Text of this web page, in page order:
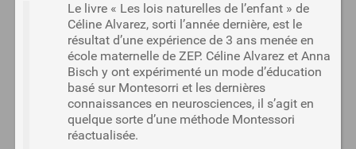
Le livre « Les lois naturelles de l’enfant » de
Céline Alvarez, sorti l’année dernière, est le
résultat d’une expérience de 3 ans menée en
école maternelle de ZEP. Céline Alvarez et Anna
Bisch y ont expérimenté un mode d’éducation
basé sur Montesorri et les dernières
connaissances en neurosciences, il s’agit en
quelque sorte d’une méthode Montessori
réactualisée.